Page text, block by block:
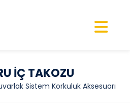
İÇ TAKOZU
Sistem Korkuluk Aksesuarı